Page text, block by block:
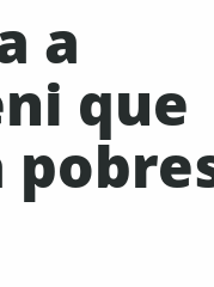
a
que